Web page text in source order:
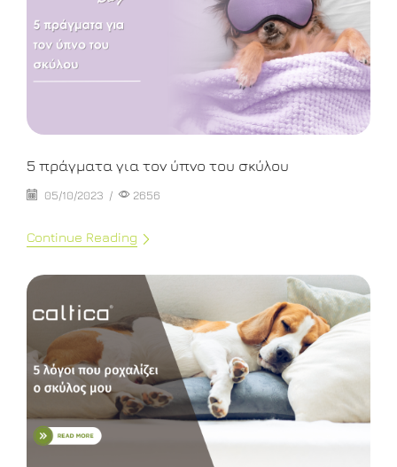
5 πράγματα για τον ύπνο του σκύλου
05/10/2023 / 2656
Continue Reading